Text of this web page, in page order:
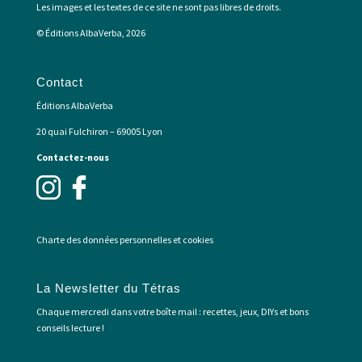
Les images et les textes de ce site ne sont pas libres de droits.
© Éditions AlbaVerba, 2026
Contact
Éditions AlbaVerba
20 quai Fulchiron – 69005 Lyon
Contactez-nous
Charte des données personnelles et cookies
La Newsletter du Tétras
Chaque mercredi dans votre boîte mail : recettes, jeux, DIYs et bons
conseils lecture !